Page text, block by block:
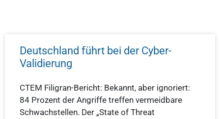
Deutschland führt bei der Cyber-
Validierung
CTEM Filigran-Bericht: Bekannt, aber ignoriert:
84 Prozent der Angriffe treffen vermeidbare
Schwachstellen. Der „State of Threat